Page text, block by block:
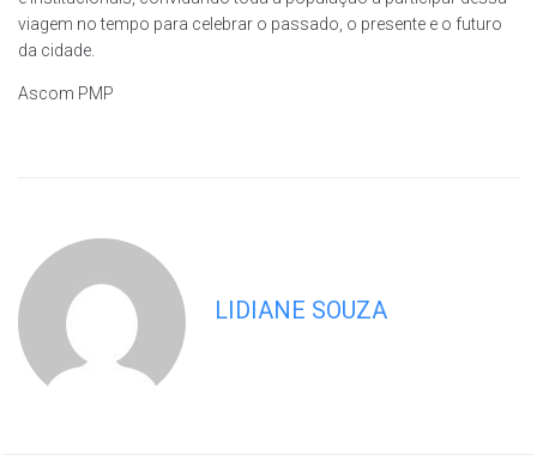
viagem no tempo para celebrar o passado, o presente e o futuro
da cidade.
Ascom PMP
LIDIANE SOUZA